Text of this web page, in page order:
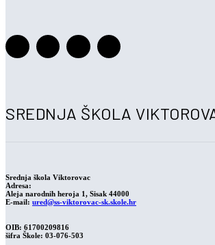
SREDNJA ŠKOLA
Srednja škola Viktorovac
Adresa:
Aleja narodnih heroja 1, Sisak 44000
E-mail: ured@ss-viktorovac-sk.skole.hr
OIB: 61700209816
šifra Škole: 03-076-503